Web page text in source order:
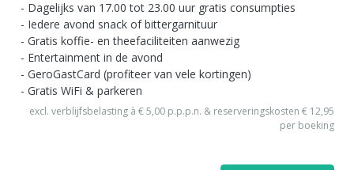
Dagelijks van 17.00 tot 23.00 uur gratis consumpties
Iedere avond snack of bittergarnituur
Gratis koffie- en theefaciliteiten aanwezig
Entertainment in de avond
GeroGastCard (profiteer van vele kortingen)
Gratis WiFi & parkeren
excl. verblijfsbelasting à € 5,00 p.p.p.n. & reserveringskosten € 12,95
per boeking